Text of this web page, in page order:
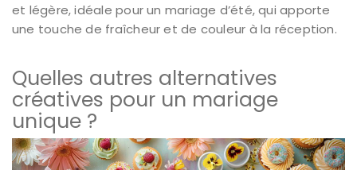
et légère, idéale pour un mariage d’été, qui apporte
une touche de fraîcheur et de couleur à la réception.
Quelles autres alternatives
créatives pour un mariage
unique ?